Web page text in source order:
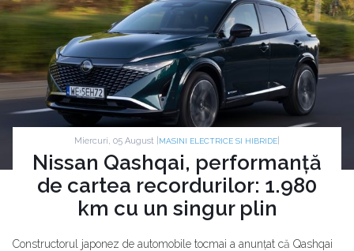
Miercuri, 05 August | MASINI ELECTRICE SI HIBRIDE
Nissan Qashqai, performanță
de cartea recordurilor: 1.980
km cu un singur plin
Constructorul japonez de automobile tocmai a anunțat că Qashqai